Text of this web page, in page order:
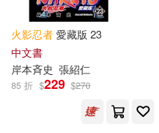
火影忍者愛藏版 23
中文書
岸本斉史 張紹仁
85 折 $229 $270